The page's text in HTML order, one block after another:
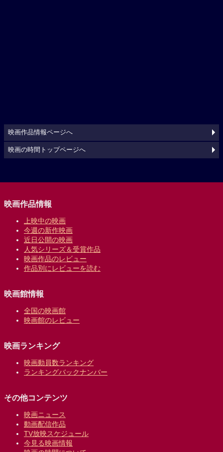
映画作品情報ページへ
映画の時間トップページへ
映画作品情報
上映中の映画
今週の新作映画
近日公開の映画
人気シリーズ＆受賞作品
映画作品のレビュー
作品別にレビューを読む
映画館情報
全国の映画館
映画館のレビュー
映画ランキング
映画動員数ランキング
ランキングバックナンバー
その他コンテンツ
映画ニュース
動画配信作品
TV放映スケジュール
今見る映画情報